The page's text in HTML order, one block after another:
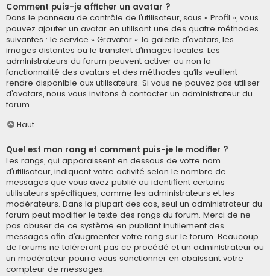
Comment puis-je afficher un avatar ?
Dans le panneau de contrôle de l’utilisateur, sous « Profil », vous
pouvez ajouter un avatar en utilisant une des quatre méthodes
suivantes : le service « Gravatar », la galerie d’avatars, les
images distantes ou le transfert d’images locales. Les
administrateurs du forum peuvent activer ou non la
fonctionnalité des avatars et des méthodes qu’ils veuillent
rendre disponible aux utilisateurs. Si vous ne pouvez pas utiliser
d’avatars, nous vous invitons à contacter un administrateur du
forum.
Haut
Quel est mon rang et comment puis-je le modifier ?
Les rangs, qui apparaissent en dessous de votre nom
d’utilisateur, indiquent votre activité selon le nombre de
messages que vous avez publié ou identifient certains
utilisateurs spécifiques, comme les administrateurs et les
modérateurs. Dans la plupart des cas, seul un administrateur du
forum peut modifier le texte des rangs du forum. Merci de ne
pas abuser de ce système en publiant inutilement des
messages afin d’augmenter votre rang sur le forum. Beaucoup
de forums ne toléreront pas ce procédé et un administrateur ou
un modérateur pourra vous sanctionner en abaissant votre
compteur de messages.